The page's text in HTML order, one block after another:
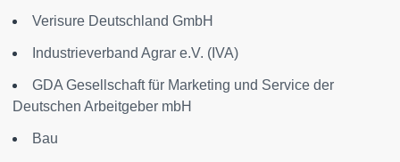
Verisure Deutschland GmbH
Industrieverband Agrar e.V. (IVA)
GDA Gesellschaft für Marketing und Service der
Deutschen Arbeitgeber mbH
Bau